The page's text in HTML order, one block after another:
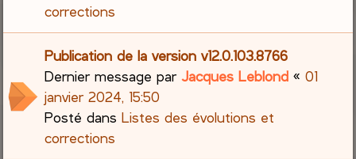
corrections
Publication de la version v12.0.103.8766
Dernier message parJacques Leblond «01
janvier 2024, 15:50
Posté dansListes des évolutions et
corrections